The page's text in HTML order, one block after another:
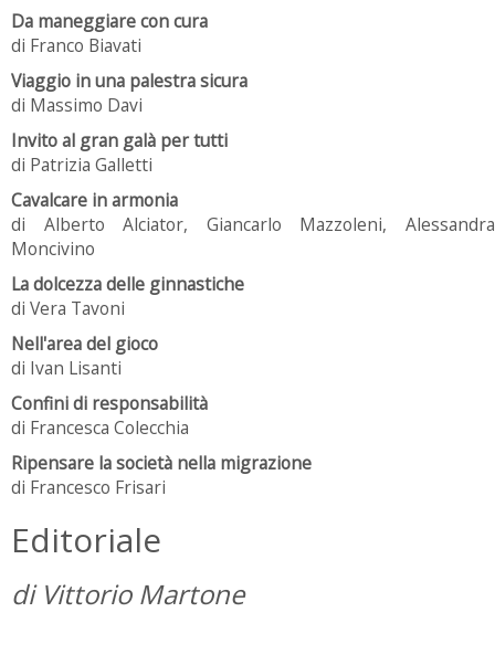
Da maneggiare con cura
di Franco Biavati
Viaggio in una palestra sicura
di Massimo Davi
Invito al gran galà per tutti
di Patrizia Galletti
Cavalcare in armonia
di Alberto Alciator, Giancarlo Mazzoleni, Alessandra
Moncivino
La dolcezza delle ginnastiche
di Vera Tavoni
Nell'area del gioco
di Ivan Lisanti
Confini di responsabilità
di Francesca Colecchia
Ripensare la società nella migrazione
di Francesco Frisari
Editoriale
di Vittorio Martone